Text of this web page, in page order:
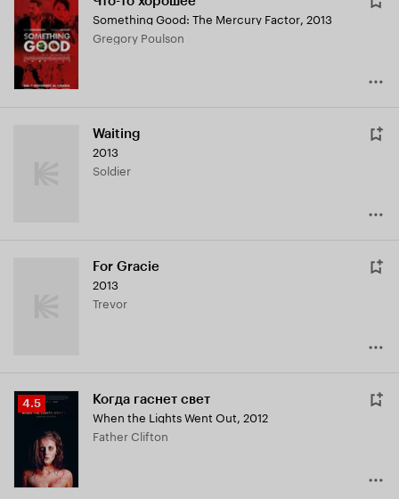
Something Good: The Mercury Factor, 2013
Gregory Poulson
Waiting
2013
Soldier
For Gracie
2013
Trevor
Рейтинг
Кинопоиска
4.5
4.5 Когда гаснет свет
When the Lights Went Out, 2012
Father Clifton